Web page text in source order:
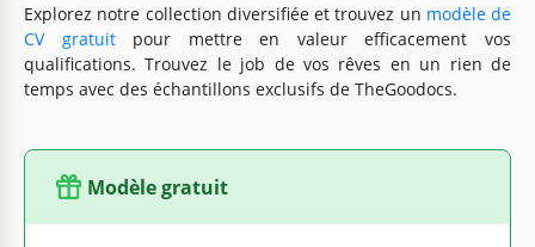
Explorez notre collection diversifiée et trouvez un modèle de
CV gratuitpour mettre en valeur efficacement vos
qualifications. Trouvez le job de vos rêves en un rien de
temps avec des échantillons exclusifs de TheGoodocs.
Modèle gratuit